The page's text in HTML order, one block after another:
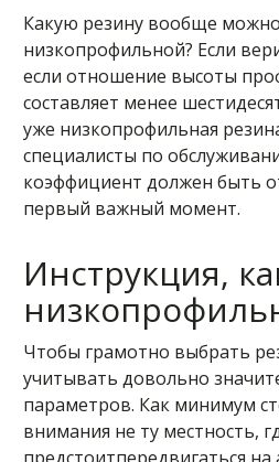
Какую резину вообще
низкопрофильной? Если
если отношение высоты
составляет менее
уже низкопрофильная
специалисты по
коэффициент должен быть
первый важный момент.
Инструкция,
Чтобы грамотно выбрать
учитывать довольно
параметров. Как минимум
внимания не ту местность,